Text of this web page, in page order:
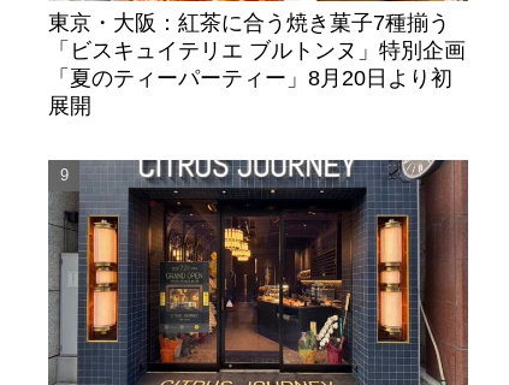
東京・大阪：紅茶に合う焼き菓子7種揃う
「ビスキュイテリエ ブルトンヌ」特別企画
「夏のティーパーティー」8月20日より初
展開